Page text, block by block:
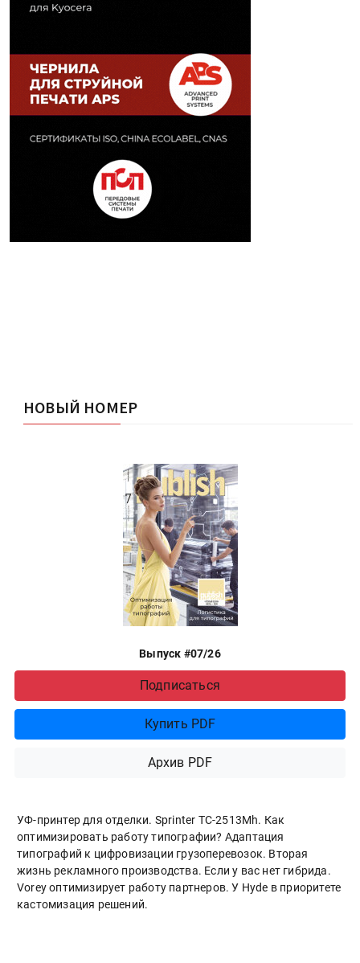
НОВЫЙ НОМЕР
Выпуск #07/26
Подписаться
Купить PDF
Архив PDF
УФ-принтер для отделки. Sprinter ТС-2513Mh. Как
оптимизировать работу типографии? Адаптация
типографий к цифровизации грузоперевозок. Вторая
жизнь рекламного производства. Если у вас нет гибрида.
Vorey оптимизирует работу партнеров. У Hyde в приоритете
кастомизация решений.